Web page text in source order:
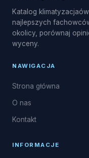
Katalog
najlepszych
okolicy, porównaj
wyceny.
NAWIGACJA
Strona główna
O nas
Kontakt
INFORMACJE